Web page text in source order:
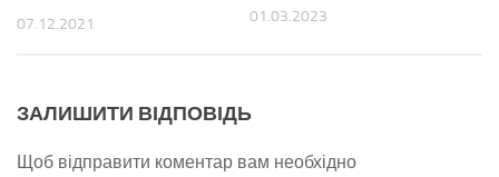
07.12.2021 01.03.2023
ЗАЛИШИТИ ВІДПОВІДЬ
Щоб відправити коментар вам необхідно